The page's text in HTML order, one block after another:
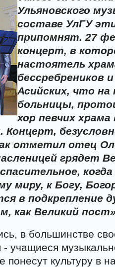
Ульяновского
составе УлГУ
припомнят. 27
концерт, в
настоятель
бессребреников
Асийских, что
больницы,
хор певчих
Концерт,
отметил отец
грядет
миру, к Богу,
в подкрепление
как Великий
в большинстве
- учащиеся
понесут культуру в